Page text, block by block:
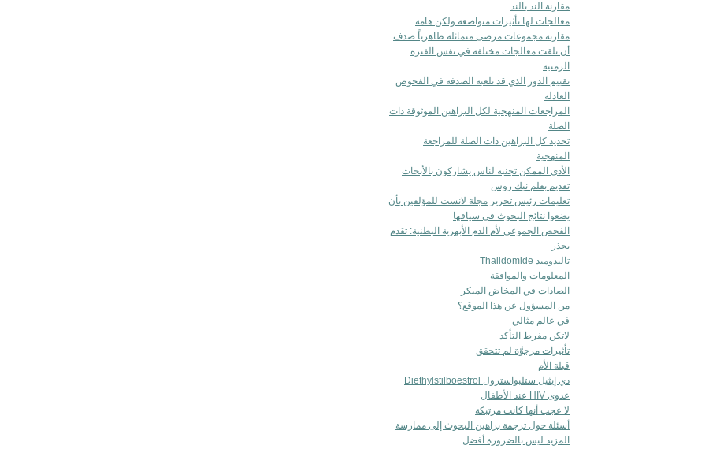
مقارنة الند بالند
معالجات لها تأثيرات متواضعة ولكن هامة
مقارنة مجموعات مرضى متماثلة ظاهرياً صدف
أن تلقت معالجات مختلفة في نفس الفترة
الزمنية
تقييم الدور الذي قد تلعبه الصدفة في الفحوص
العادلة
المراجعات المنهجية لكل البراهين الموثوقة ذات
الصلة
تحديد كل البراهين ذات الصلة للمراجعة
المنهجية
الأذى الممكن تجنبه لناس يشاركون بالأبحاث
تقديم بقلم نيك روس
تعليمات رئيس تحرير مجلة لانست للمؤلفين بأن
يضعوا نتائج البحوث في سياقها
الفحص الجموعي لأم الدم الأبهرية البطنية: تقدم
بحذر
تاليدوميد Thalidomide
المعلومات والموافقة
الصادات في المخاض المبكر
من المسؤول عن هذا الموقع؟
في عالم مثالي
لاتكن مفرط التأكد
تأثيرات مرجوَّة لم تتحقق
قبلة الأم
دي إيثيل ستلبواسترول Diethylstilboestrol
عدوى HIV عند الأطفال
لا عجب أنها كانت مرتبكة
أسئلة حول ترجمة براهين البحوث إلى ممارسة
المزيد ليس بالضرورة أفضل